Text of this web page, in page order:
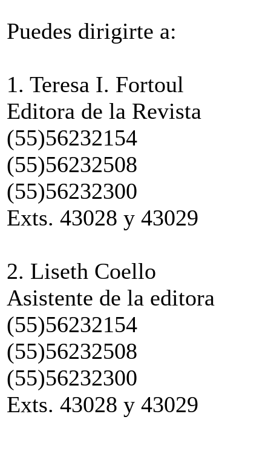
Puedes dirigirte a:
1. Teresa I. Fortoul
Editora de la Revista
(55)56232154
(55)56232508
(55)56232300
Exts. 43028 y 43029
2. Liseth Coello
Asistente de la editora
(55)56232154
(55)56232508
(55)56232300
Exts. 43028 y 43029